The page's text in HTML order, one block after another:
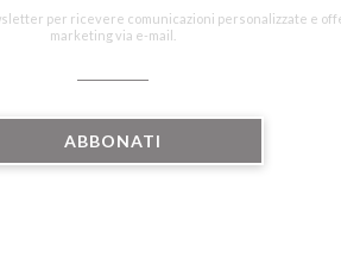
per ricevere comunicazioni personalizzate e
marketing via e-mail.
ABBONATI